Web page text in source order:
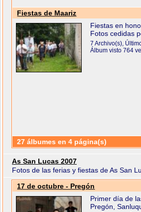
Fiestas de Maariz
Fiestas en
Fotos cedidas
7 Archivo(s),
Álbum visto 764
27 álbumes en 4 página(s)
As San Lucas 2007
Fotos de las ferias y fiestas de As San
17 de octubre - Pregón
Primer día de
Pregón,